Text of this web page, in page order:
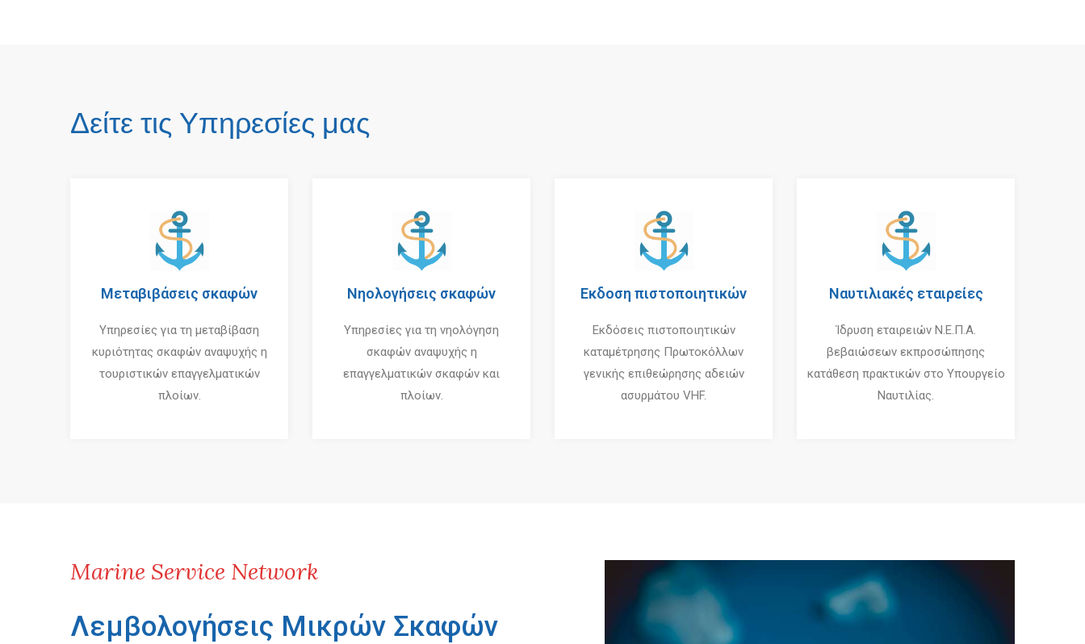
Δείτε τις Υπηρεσίες μας
Μεταβιβάσεις σκαφών
Υπηρεσίες για τη μεταβίβαση
κυριότητας σκαφών αναψυχής η
τουριστικών επαγγελματικών
πλοίων.
Νηολογήσεις σκαφών
Υπηρεσίες για τη νηολόγηση
σκαφών αναψυχής η
επαγγελματικών σκαφών και
πλοίων.
Εκδοση πιστοποιητικών
Εκδόσεις πιστοποιητικών
καταμέτρησης Πρωτοκόλλων
γενικής επιθεώρησης αδειών
ασυρμάτου VHF.
Ναυτιλιακές εταιρείες
Ίδρυση εταιρειών Ν.Ε.Π.Α.
βεβαιώσεων εκπροσώπησης
κατάθεση πρακτικών στο Υπουργείο
Ναυτιλίας.
Marine Service Network
Λεμβολογήσεις Μικρών Σκαφών